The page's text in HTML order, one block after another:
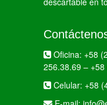
Oficina: +58
256.38.69 –
Celular: +58